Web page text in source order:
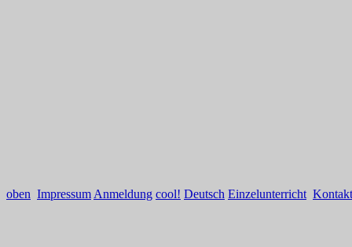
oben Impressum Anmeldung cool! Deutsch Einzelunterricht Kontakt